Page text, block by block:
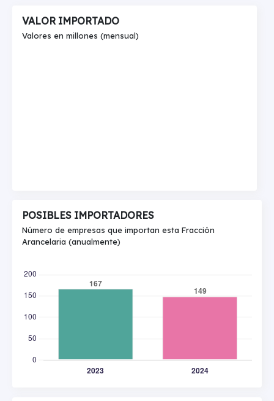
VALOR IMPORTADO
Valores en millones (mensual)
POSIBLES IMPORTADORES
Número de empresas que importan esta Fracción
Arancelaria (anualmente)